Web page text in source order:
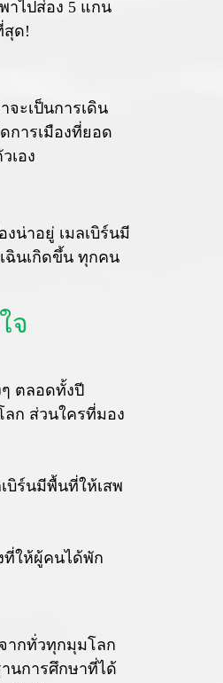
าไปส่อง 5 แกน
สุด!
จะเป็นการเดิน
การเมืองที่ยอด
เอง
น่าอยู่ เมลเบิร์นมี
ฉินเกิดขึ้น ทุกคน
จ
ตลอดทั้งปี
ลก ส่วนใครที่มอง
บิร์นมีพื้นที่ให้เสพ
ที่ให้ผู้คนได้พัก
ากทั่วทุกมุมโลก
นการศึกษาที่ได้